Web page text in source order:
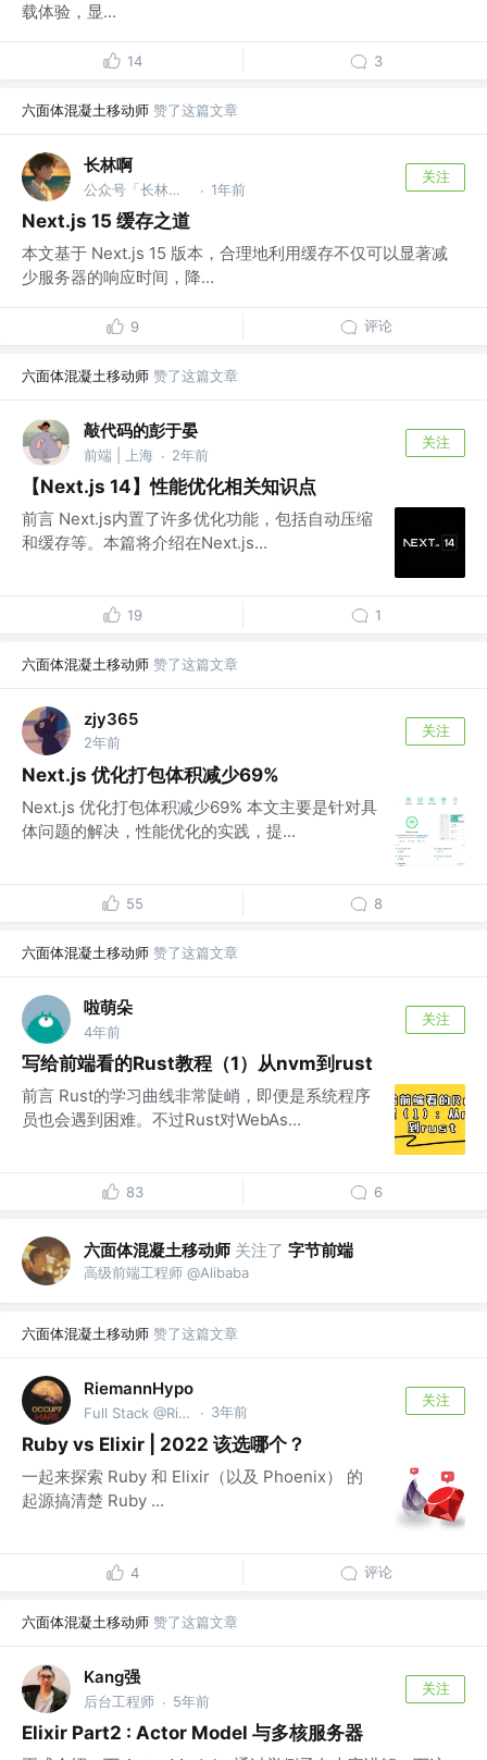
载体验，显...
14 3
六面体混凝土移动师 赞了这篇文章
长林啊
公众号「长林啊」 · 1年前
关注
Next.js 15 缓存之道
本文基于 Next.js 15 版本，合理地利用缓存不仅可以显著减
少服务器的响应时间，降...
9 评论
六面体混凝土移动师 赞了这篇文章
敲代码的彭于晏
前端 | 上海 · 2年前
关注
【Next.js 14】性能优化相关知识点
前言 Next.js内置了许多优化功能，包括自动压缩
和缓存等。本篇将介绍在Next.js...
19 1
六面体混凝土移动师 赞了这篇文章
zjy365
2年前
关注
Next.js 优化打包体积减少69%
Next.js 优化打包体积减少69% 本文主要是针对具
体问题的解决，性能优化的实践，提...
55 8
六面体混凝土移动师 赞了这篇文章
啦萌朵
4年前
关注
写给前端看的Rust教程（1）从nvm到rust
前言 Rust的学习曲线非常陡峭，即便是系统程序
员也会遇到困难。不过Rust对WebAs...
83 6
六面体混凝土移动师 关注了 字节前端
高级前端工程师 @Alibaba
六面体混凝土移动师 赞了这篇文章
RiemannHypo
Full Stack @RiemannHypo · 3年前
关注
Ruby vs Elixir | 2022 该选哪个？
一起来探索 Ruby 和 Elixir（以及 Phoenix） 的
起源搞清楚 Ruby ...
4 评论
六面体混凝土移动师 赞了这篇文章
Kang强
后台工程师 · 5年前
关注
Elixir Part2 : Actor Model 与多核服务器